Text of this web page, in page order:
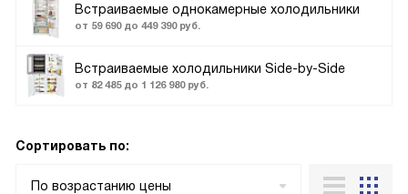
Встраиваемые однокамерные холодильники
от 59 690 до 449 390 руб.
Встраиваемые холодильники Side-by-Side
от 82 485 до 1 126 980 руб.
Сортировать по:
По возрастанию цены